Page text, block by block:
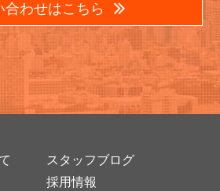
合わせはこちら
スタッフブログ
採用情報